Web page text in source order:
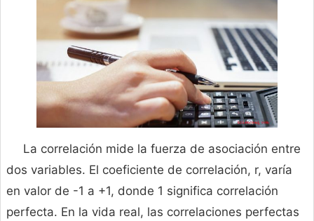
La correlación mide la fuerza de asociación entre
dos variables. El coeficiente de correlación, r, varía
en valor de -1 a +1, donde 1 significa correlación
perfecta. En la vida real, las correlaciones perfectas